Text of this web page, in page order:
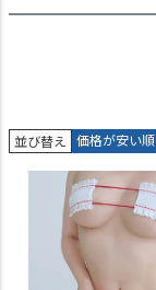
並び替え 価格が安い順